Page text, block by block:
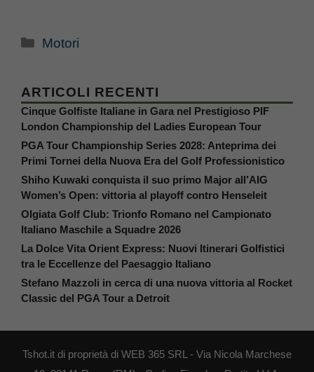
Categorie
Motori
ARTICOLI RECENTI
Cinque Golfiste Italiane in Gara nel Prestigioso PIF
London Championship del Ladies European Tour
PGA Tour Championship Series 2028: Anteprima dei
Primi Tornei della Nuova Era del Golf Professionistico
Shiho Kuwaki conquista il suo primo Major all’AIG
Women’s Open: vittoria al playoff contro Henseleit
Olgiata Golf Club: Trionfo Romano nel Campionato
Italiano Maschile a Squadre 2026
La Dolce Vita Orient Express: Nuovi Itinerari Golfistici
tra le Eccellenze del Paesaggio Italiano
Stefano Mazzoli in cerca di una nuova vittoria al Rocket
Classic del PGA Tour a Detroit
Tshot.it di proprietà di WEB 365 SRL - Via Nicola Marchese